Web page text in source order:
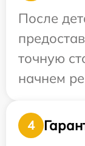
После
точную
начнем
4